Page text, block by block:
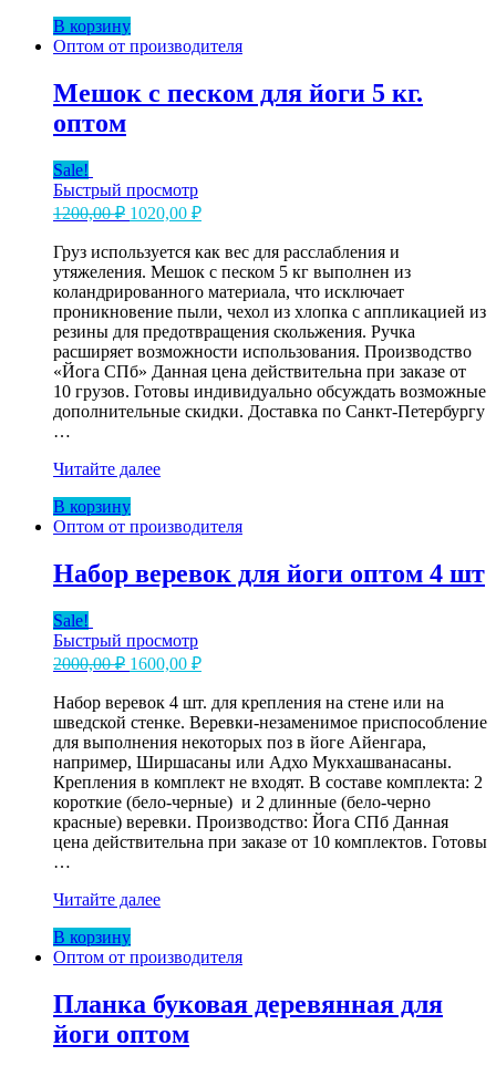
песком
для
2,5
кг.
оптом
В корзину
Оптом от производителя
Мешок с песком для йоги 5 кг.
оптом
Sale!
Быстрый просмотр
1200,00₽ Первоначальная
составляла
1200,00 ₽.
1020,00 ₽Текущая
1020,00 ₽.
Груз используется как вес для расслабления и
утяжеления. Мешок с песком 5 кг выполнен из
коландрированного материала, что исключает
проникновение пыли, чехол из хлопка с аппликацией из
резины для предотвращения скольжения. Ручка
расширяет возможности использования. Производство
«Йога СПб» Данная цена действительна при заказе от
10 грузов. Готовы индивидуально обсуждать возможные
дополнительные скидки. Доставка по Санкт-Петербургу
…
Мешок
песком
для
5
кг.
оптом
Читайте далее
В корзину
Оптом от производителя
Набор веревок для йоги оптом 4 шт
Sale!
Быстрый просмотр
2000,00₽ Первоначальная
составляла
2000,00 ₽.
1600,00 ₽Текущая
1600,00 ₽.
Набор веревок 4 шт. для крепления на стене или на
шведской стенке. Веревки-незаменимое приспособление
для выполнения некоторых поз в йоге Айенгара,
например, Ширшасаны или Адхо Мукхашванасаны.
Крепления в комплект не входят. В составе комплекта: 2
короткие (бело-черные) и 2 длинные (бело-черно
красные) веревки. Производство: Йога СПб Данная
цена действительна при заказе от 10 комплектов. Готовы
…
Набор
для
йоги
4
шт
Читайте далее
В корзину
Оптом от производителя
Планка буковая деревянная для
йоги оптом